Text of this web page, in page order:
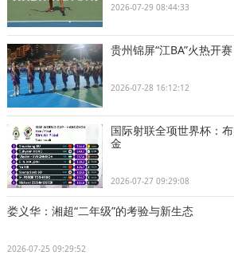
2026-07-29 08:44:33
贵州锦屏“江BA”火热开
2026-07-28 16:12:12
国际射联全项世界杯：
金
2026-07-27 09:29:08
娄义华：湘超“二年级”的考验与新生态
2026-07-25 09:29:52